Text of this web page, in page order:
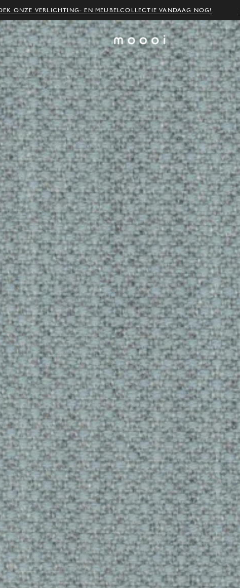
ONZE VERLICHTING- EN MEUBELCOLLECTIE VANDAAG NOG!